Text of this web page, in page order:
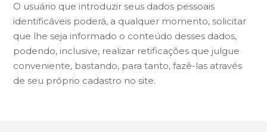
O usuário que introduzir seus dados pessoais
identificáveis poderá, a qualquer momento, solicitar
que lhe seja informado o conteúdo desses dados,
podendo, inclusive, realizar retificações que julgue
conveniente, bastando, para tanto, fazê-las através
de seu próprio cadastro no site.